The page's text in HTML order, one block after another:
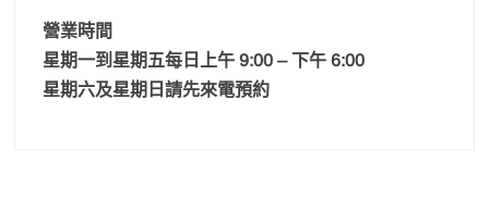
營業時間
星期一到星期五每日上午 9:00 – 下午 6:00
星期六及星期日請先來電預約